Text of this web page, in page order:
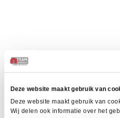
Deze website maakt gebruik van
Deze website maakt gebruik van
Wij delen ook informatie over het